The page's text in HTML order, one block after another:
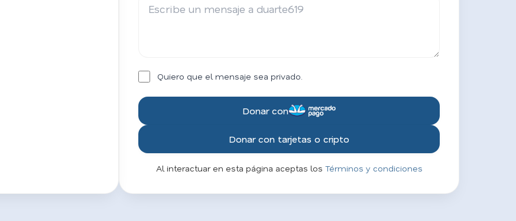
Quiero que el mensaje sea privado.
Donar con
Donar con tarjetas o cripto
Al interactuar en esta página aceptas los Términos y condiciones